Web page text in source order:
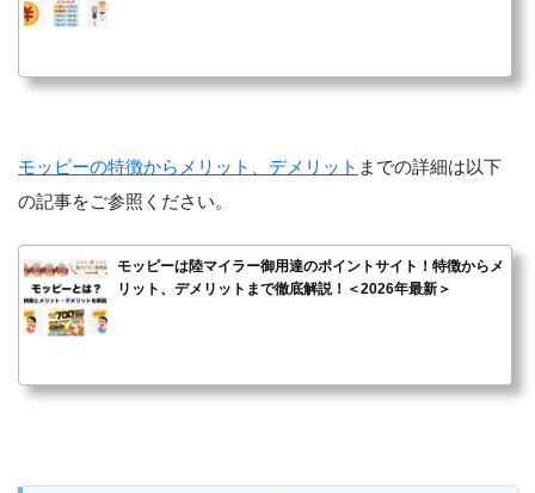
モッピーの特徴からメリット、デメリット までの詳細は以下
の記事をご参照ください。
モッピーは陸マイラー御用達のポイントサイト！特徴からメ
リット、デメリットまで徹底解説！＜2026年最新＞